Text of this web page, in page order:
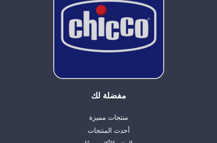
مفضلة لك
منتجات مميزة
أحدث المنتجات